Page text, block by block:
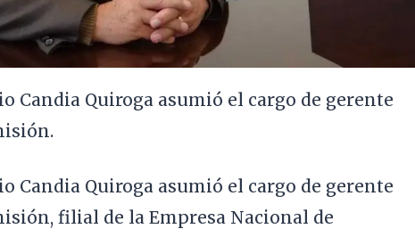
Candia Quiroga asumió el cargo de gerente
Candia Quiroga asumió el cargo de gerente
filial de la Empresa Nacional de